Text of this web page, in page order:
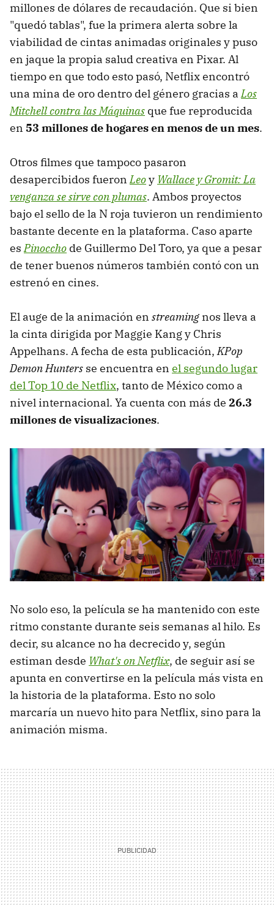
millones de dólares de recaudación. Que si bien
"quedó tablas", fue la primera alerta sobre la
viabilidad de cintas animadas originales y puso
en jaque la propia salud creativa en Pixar. Al
tiempo en que todo esto pasó, Netflix encontró
una mina de oro dentro del género gracias aLos
Mitchell contra las Máquinas que fue reproducida
en 53 millones de hogares en menos de un mes.
Otros filmes que tampoco pasaron
desapercibidos fueronLeoy Wallace y Gromit: La
venganza se sirve con plumas. Ambos proyectos
bajo el sello de la N roja tuvieron un rendimiento
bastante decente en la plataforma. Caso aparte
esPinoccho de Guillermo Del Toro, ya que a pesar
de tener buenos números también contó con un
estrenó en cines.
El auge de la animación en streaming nos lleva a
la cinta dirigida por Maggie Kang y Chris
Appelhans. A fecha de esta publicación,KPop
Demon Hunters se encuentra en el segundo lugar
del Top 10 de Netflix, tanto de México como a
nivel internacional. Ya cuenta con más de 26.3
millones de visualizaciones.
No solo eso, la película se ha mantenido con este
ritmo constante durante seis semanas al hilo. Es
decir, su alcance no ha decrecido y, según
estiman desde What's on Netflix, de seguir así se
apunta en convertirse en la película más vista en
la historia de la plataforma. Esto no solo
marcaría un nuevo hito para Netflix, sino para la
animación misma.